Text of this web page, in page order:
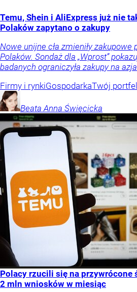
Temu, Shein i AliExpress już nie
Polaków zapytano o zakupy
Nowe unijne cła zmieniły zakupowe
Polaków. Sondaż dla „Wprost”
badanych ograniczyła zakupy na
Firmy i rynkiGospodarkaTwój portfel
Beata Anna Święcicka
Polacy rzucili się na przywrócone
2 mln wniosków w miesiąc